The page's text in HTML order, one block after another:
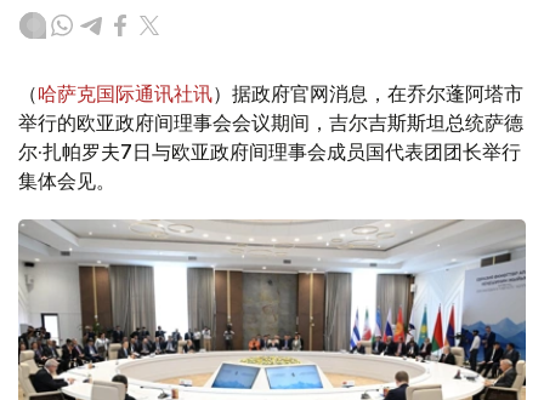
（哈萨克国际通讯社讯）据政府官网消息，在乔尔蓬阿塔市
举行的欧亚政府间理事会会议期间，吉尔吉斯斯坦总统萨德
尔·扎帕罗夫7日与欧亚政府间理事会成员国代表团团长举行
集体会见。